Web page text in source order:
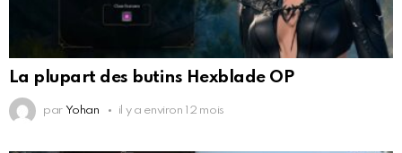
La plupart des butins Hexblade OP
par Yohan il y a environ 12 mois